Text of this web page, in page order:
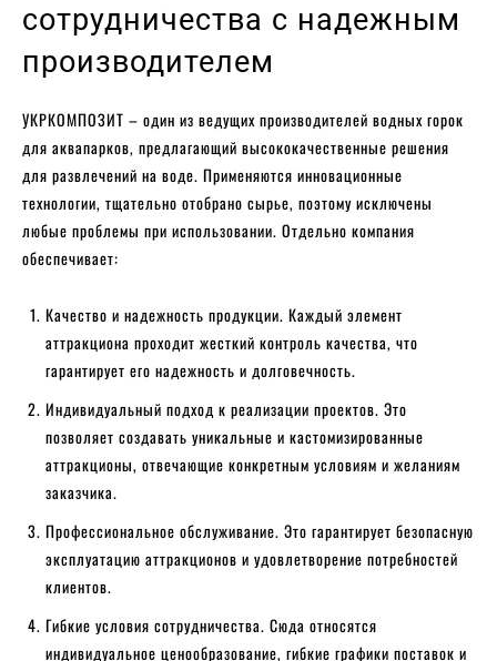
сотрудничества с надежным
производителем
УКРКОМПОЗИТ – один из ведущих производителей водных горок
для аквапарков, предлагающий высококачественные решения
для развлечений на воде. Применяются инновационные
технологии, тщательно отобрано сырье, поэтому исключены
любые проблемы при использовании. Отдельно компания
обеспечивает:
Качество и надежность продукции. Каждый элемент
аттракциона проходит жесткий контроль качества, что
гарантирует его надежность и долговечность.
Индивидуальный подход к реализации проектов. Это
позволяет создавать уникальные и кастомизированные
аттракционы, отвечающие конкретным условиям и желаниям
заказчика.
Профессиональное обслуживание. Это гарантирует безопасную
эксплуатацию аттракционов и удовлетворение потребностей
клиентов.
Гибкие условия сотрудничества. Сюда относятся
индивидуальное ценообразование, гибкие графики поставок и